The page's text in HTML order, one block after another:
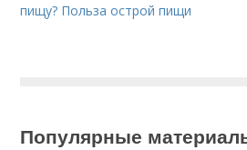
пищу? Польза острой пищи
Популярные